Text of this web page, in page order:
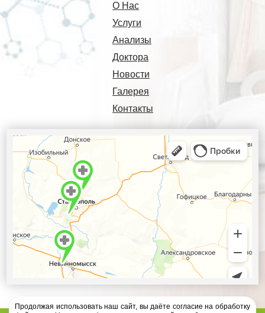
О Нас
Услуги
Анализы
Доктора
Новости
Галерея
Контакты
Продолжая использовать наш сайт, вы даёте согласие на обработку